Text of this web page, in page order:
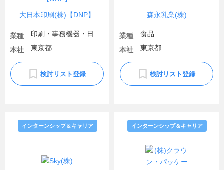
大日本印刷(株)【DNP】
業種
本社
東京都
検討リスト登録
森永乳業(株)
業種
食品
本社
東京都
検討リスト登録
インターンシップ＆キャリア インターンシップ＆キャリア